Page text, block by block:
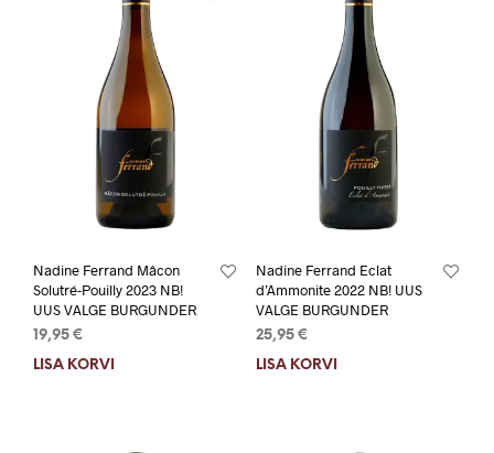
Nadine Ferrand Mâcon
Solutré-Pouilly 2023 NB!
UUS VALGE BURGUNDER
19,95 €
LISA KORVI
Nadine Ferrand Eclat
d’Ammonite 2022 NB! UUS
VALGE BURGUNDER
25,95 €
LISA KORVI